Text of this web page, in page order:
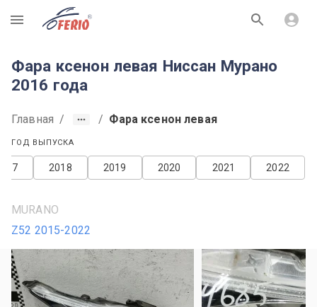
R
Фара ксенон левая Ниссан Мурано
2016 года
Главная / / Фара ксенон левая
ГОД ВЫПУСКА
2022
2021
2020
2019
2018
MURANO
Z52 2015-2022